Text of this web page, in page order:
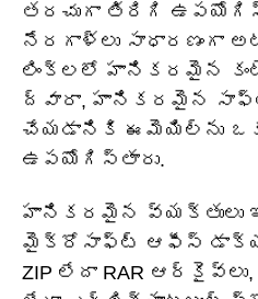
తరచుగా తిరిగి
నేరగాళ్లు సాధారణంగా
లింక్‌లలో హానికరమైన
ద్వారా, హానికరమైన
చేయడానికి ఈమెయిల్‌ను
ఉపయోగిస్తారు.
హానికరమైన
మైక్రోసాఫ్ట్ ఆఫీస్
ZIP లేదా RAR